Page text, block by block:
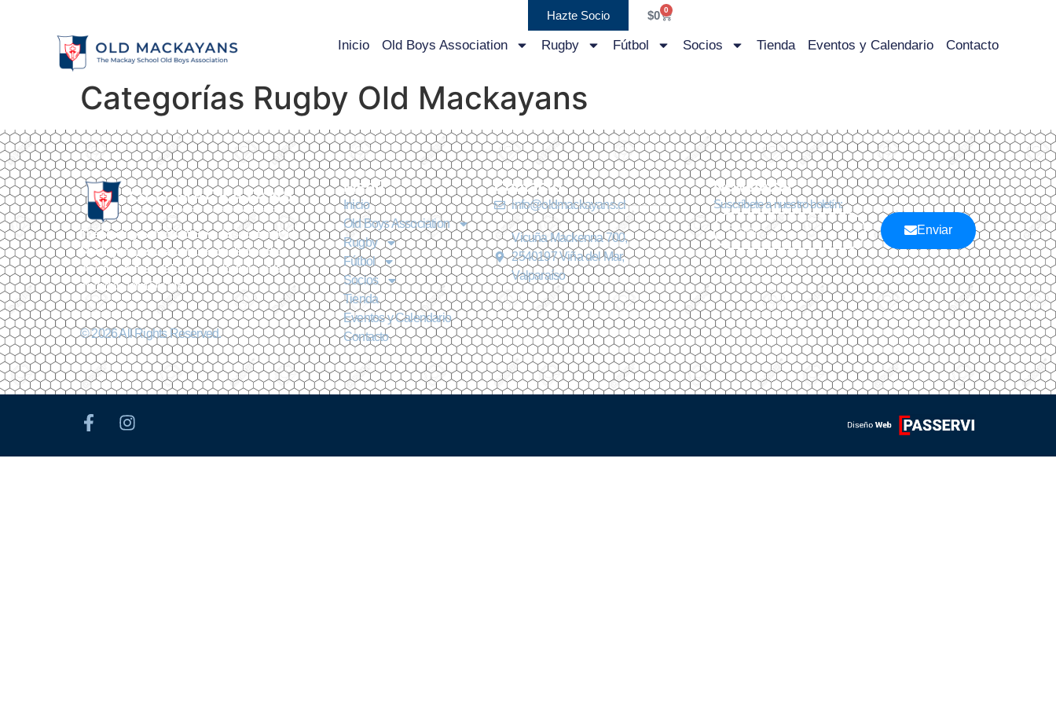
Hazte Socio $0 0
Inicio Old Boys Association Rugby Fútbol Socios Tienda Eventos y Calendario Contacto
Categorías Rugby Old Mackayans
The Mackay School Old Boys Association (Old
Mackayans) es una corporación de derecho
privado, sin fines de lucro, con domicilio en la
ciudad de Viña Del Mar
© 2026 All Rights Reserved.
Menú
Inicio
Old Boys Association
Rugby
Fútbol
Socios
Tienda
Eventos y Calendario
Contacto
Contacto
info@oldmackayans.cl
Vicuña Mackenna 700,
2540197 Viña del Mar,
Valparaíso
Newsletter
Suscríbete a nuestro boletín:
Enviar